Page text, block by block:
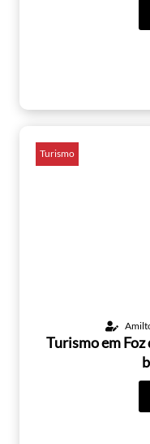
Turismo
Turismo em Foz